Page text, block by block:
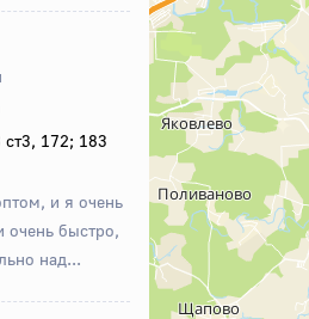
172; 183
и я очень
очень быстро,
над...